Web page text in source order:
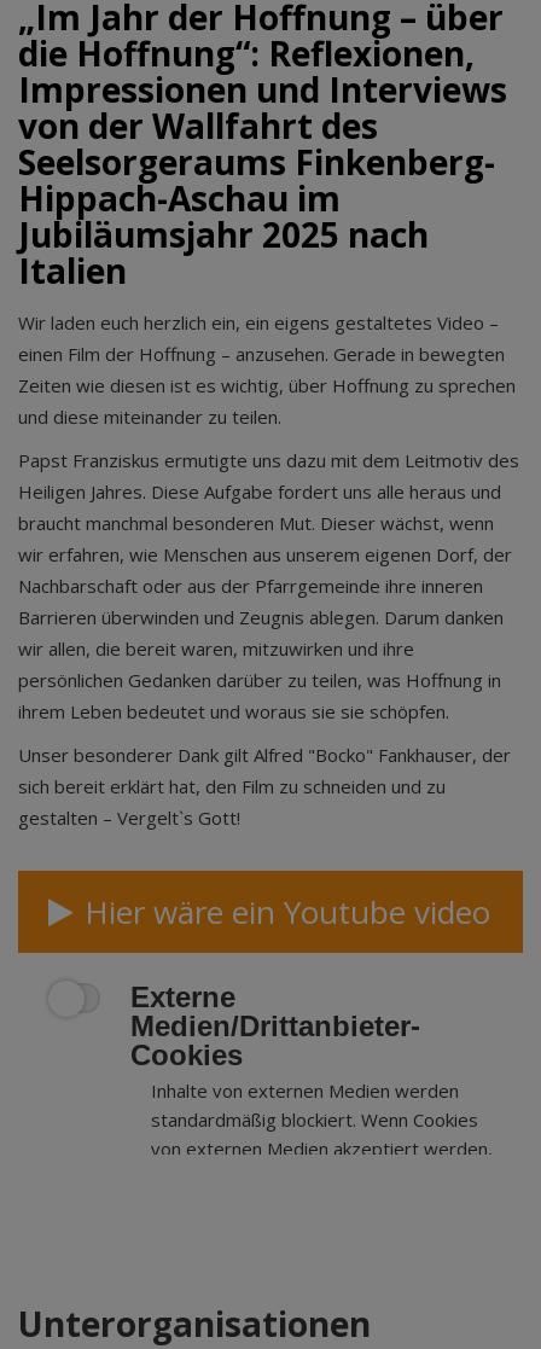
„Im Jahr der Hoffnung – über
die Hoffnung“: Reflexionen,
Impressionen und Interviews
von der Wallfahrt des
Seelsorgeraums Finkenberg-
Hippach-Aschau im
Jubiläumsjahr 2025 nach
Italien
Wir laden euch herzlich ein, ein eigens gestaltetes Video –
einen Film der Hoffnung – anzusehen. Gerade in bewegten
Zeiten wie diesen ist es wichtig, über Hoffnung zu sprechen
und diese miteinander zu teilen.
Papst Franziskus ermutigte uns dazu mit dem Leitmotiv des
Heiligen Jahres. Diese Aufgabe fordert uns alle heraus und
braucht manchmal besonderen Mut. Dieser wächst, wenn
wir erfahren, wie Menschen aus unserem eigenen Dorf, der
Nachbarschaft oder aus der Pfarrgemeinde ihre inneren
Barrieren überwinden und Zeugnis ablegen. Darum danken
wir allen, die bereit waren, mitzuwirken und ihre
persönlichen Gedanken darüber zu teilen, was Hoffnung in
ihrem Leben bedeutet und woraus sie sie schöpfen.
Unser besonderer Dank gilt Alfred "Bocko" Fankhauser, der
sich bereit erklärt hat, den Film zu schneiden und zu
gestalten – Vergelt`s Gott!
Hier wäre ein Youtube video
Externe
Medien/Drittanbieter-
Cookies
Inhalte von externen Medien werden
standardmäßig blockiert. Wenn Cookies
von externen Medien akzeptiert werden,
Unterorganisationen